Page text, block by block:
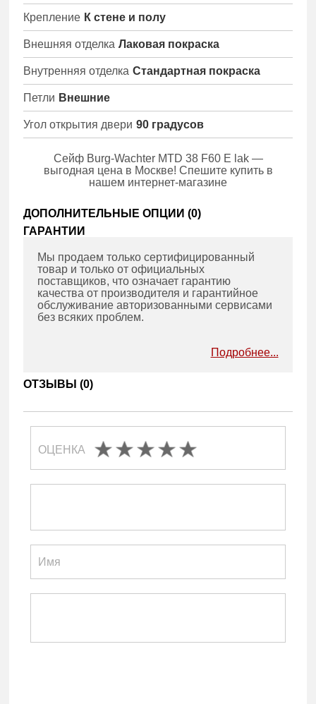
Крепление К стене и полу
Внешняя отделка Лаковая покраска
Внутренняя отделка Стандартная покраска
Петли Внешние
Угол открытия двери 90 градусов
Сейф Burg-Wachter MTD 38 F60 E lak —
выгодная цена в Москве! Спешите купить в
нашем интернет-магазине
ДОПОЛНИТЕЛЬНЫЕ ОПЦИИ (0)
ГАРАНТИИ
Мы продаем только сертифицированный
товар и только от официальных
поставщиков, что означает гарантию
качества от производителя и гарантийное
обслуживание авторизованными сервисами
без всяких проблем.
Подробнее...
ОТЗЫВЫ (0)
ОЦЕНКА